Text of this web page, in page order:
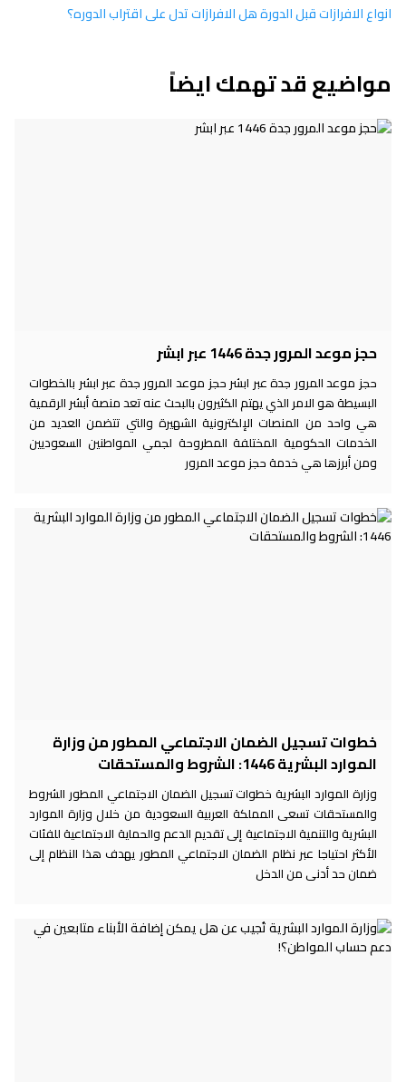
انواع الافرازات قبل الدورة هل الافرازات تدل على اقتراب الدوره؟
مواضيع قد تهمك ايضاً
حجز موعد المرور جدة 1446 عبر ابشر
حجز موعد المرور جدة عبر ابشر حجز موعد المرور جدة عبر ابشر بالخطوات
البسيطة هو الامر الذي يهتم الكثيرون بالبحث عنه تعد منصة أبشر الرقمية
هي واحد من المنصات الإلكترونية الشهيرة والتي تتضمن العديد من
الخدمات الحكومية المختلفة المطروحة لجمي المواطنين السعوديين
ومن أبرزها هي خدمة حجز موعد المرور
خطوات تسجيل الضمان الاجتماعي المطور من وزارة
الموارد البشرية 1446: الشروط والمستحقات
وزارة الموارد البشرية خطوات تسجيل الضمان الاجتماعي المطور الشروط
والمستحقات تسعى المملكة العربية السعودية من خلال وزارة الموارد
البشرية والتنمية الاجتماعية إلى تقديم الدعم والحماية الاجتماعية للفئات
الأكثر احتياجا عبر نظام الضمان الاجتماعي المطور يهدف هذا النظام إلى
ضمان حد أدنى من الدخل